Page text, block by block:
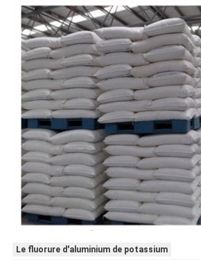
Le fluorure d'aluminium de potassium